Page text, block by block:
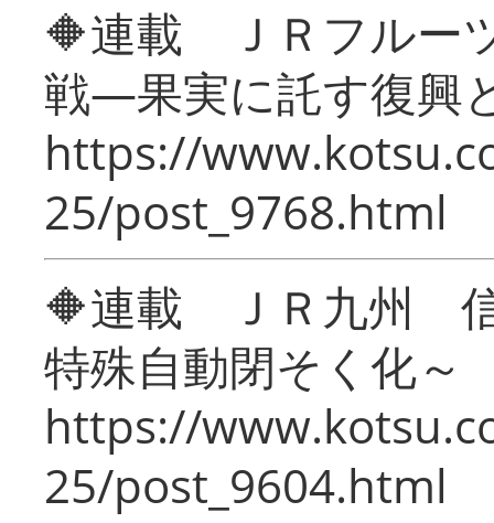
🔶連載 ＪＲフルー
戦―果実に託す復興
https://
25/post_9768.html
🔶連載 ＪＲ九州 信
特殊自動閉そく化～
https://
25/post_9604.html